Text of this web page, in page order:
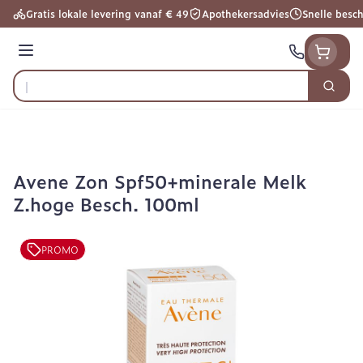
Ga naar de inhoud
Gratis lokale levering vanaf € 49 Apothekersadvies Snelle
Menu
Product, merk, categorie...
Zoek
Avene Zon Spf50+minerale Melk
Z.hoge Besch. 100ml
PROMO